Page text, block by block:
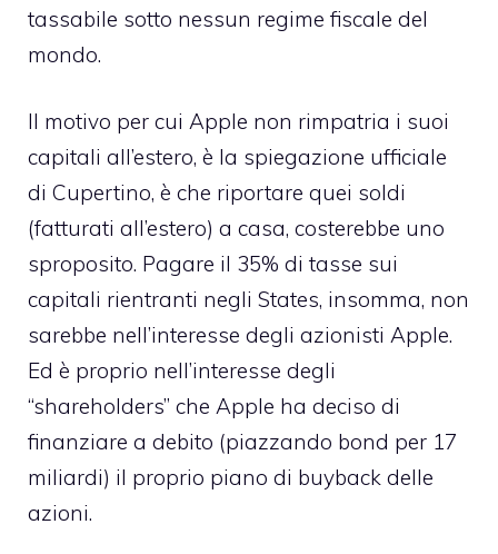
tassabile sotto nessun regime fiscale del
mondo.
Il motivo per cui Apple non rimpatria i suoi
capitali all’estero, è la spiegazione ufficiale
di Cupertino, è che riportare quei soldi
(fatturati all’estero) a casa, costerebbe uno
sproposito. Pagare il 35% di tasse sui
capitali rientranti negli States, insomma, non
sarebbe nell’interesse degli azionisti Apple.
Ed è proprio nell’interesse degli
“shareholders” che Apple ha deciso di
finanziare a debito (piazzando bond per 17
miliardi) il proprio piano di buyback delle
azioni.